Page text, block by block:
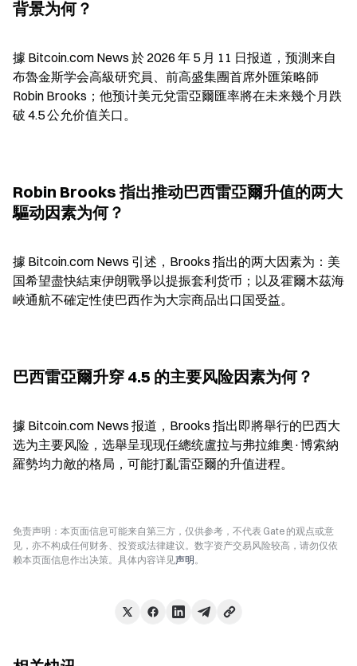
背景为何？
據 Bitcoin.com News 於 2026 年 5 月 11 日报道，预測来自
布魯金斯学会高級研究員、前高盛集團首席外匯策略師
Robin Brooks；他预计美元兌雷亞爾匯率將在未来幾个月跌
破 4.5 公允价值关口。
Robin Brooks 指出推动巴西雷亞爾升值的两大
驅动因素为何？
據 Bitcoin.com News 引述，Brooks 指出的两大因素为：美
国希望盡快結束伊朗戰爭以提振套利货币；以及霍爾木茲海
峽通航不確定性使巴西作为大宗商品出口国受益。
巴西雷亞爾升穿 4.5 的主要风险因素为何？
據 Bitcoin.com News 报道，Brooks 指出即將舉行的巴西大
选为主要风险，选舉呈现现任總统盧拉与弗拉維奧·博索納
羅勢均力敵的格局，可能打亂雷亞爾的升值进程。
免责声明：本页面信息可能来自第三方，仅供参考，不代表 Gate 的观点或意
见，亦不构成任何财务、投资或法律建议。数字资产交易风险较高，请勿仅依
赖本页面信息作出决策。具体内容详见声明。